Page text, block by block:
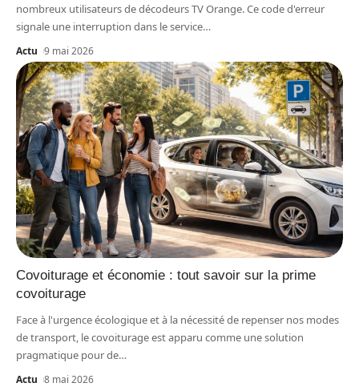
nombreux utilisateurs de décodeurs TV Orange. Ce code d'erreur
signale une interruption dans le service…
Actu 9 mai 2026
Covoiturage et économie : tout savoir sur la prime
covoiturage
Face à l'urgence écologique et à la nécessité de repenser nos modes
de transport, le covoiturage est apparu comme une solution
pragmatique pour de…
Actu 8 mai 2026